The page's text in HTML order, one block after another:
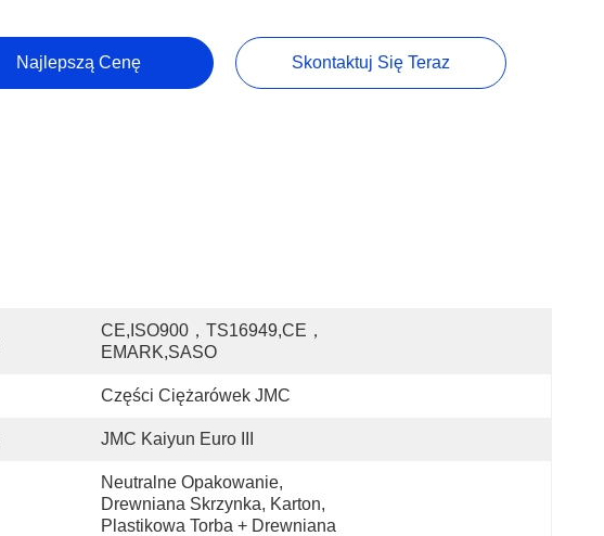
Najlepszą Cenę Skontaktuj Się Teraz
CE,ISO900，TS16949,CE，
EMARK,SASO
Części Ciężarówek JMC
JMC Kaiyun Euro III
Neutralne Opakowanie,
Drewniana Skrzynka, Karton,
Plastikowa Torba + Drewniana